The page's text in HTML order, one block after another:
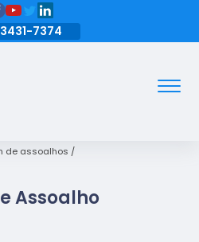
3431-7374
de assoalhos
Assoalho